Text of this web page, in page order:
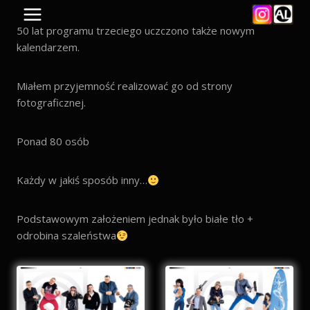
content
50 lat programu trzeciego uczczono także nowym
kalendarzem.
Miałem przyjemność realizować go od strony
fotograficznej.
Ponad 80 osób
Każdy w jakiś sposób inny…
Podstawowym założeniem jednak było białe tło +
odrobina szaleństwa